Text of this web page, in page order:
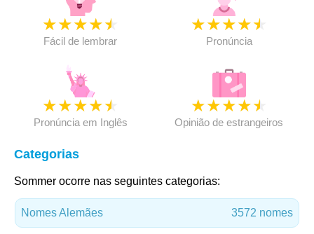
★★★★★
Fácil de lembrar
★★★★★
Pronúncia
★★★★★
Pronúncia em Inglês
★★★★★
Opinião de estrangeiros
Categorias
Sommer ocorre nas seguintes categorias:
Nomes Alemães 3572 nomes